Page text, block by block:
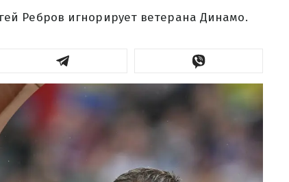
Ребров игнорирует ветерана Динамо.